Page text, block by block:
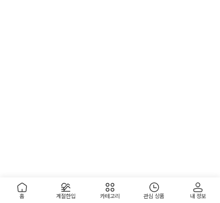
홈 계절한입 카테고리 관심 상품 내 정보